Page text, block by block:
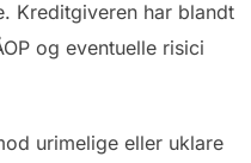
Kreditgiveren har blandt
og eventuelle risici
urimelige eller uklare